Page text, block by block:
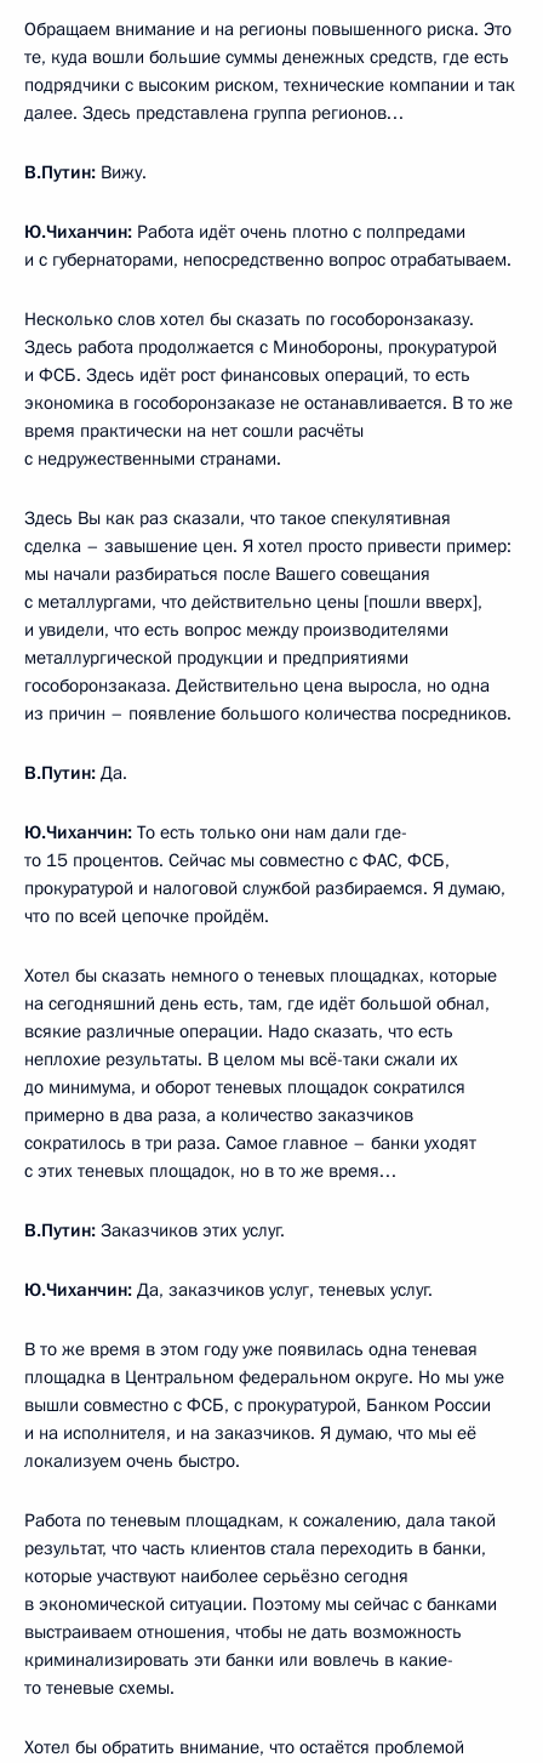
Обращаем внимание и на регионы повышенного риска. Это
те, куда вошли большие суммы денежных средств, где есть
подрядчики с высоким риском, технические компании и так
далее. Здесь представлена группа регионов…
В.Путин: Вижу.
Ю.Чиханчин: Работа идёт очень плотно с полпредами
и с губернаторами, непосредственно вопрос отрабатываем.
Несколько слов хотел бы сказать по гособоронзаказу.
Здесь работа продолжается с Минобороны, прокуратурой
и ФСБ. Здесь идёт рост финансовых операций, то есть
экономика в гособоронзаказе не останавливается. В то же
время практически на нет сошли расчёты
с недружественными странами.
Здесь Вы как раз сказали, что такое спекулятивная
сделка – завышение цен. Я хотел просто привести пример:
мы начали разбираться после Вашего совещания
с металлургами, что действительно цены [пошли вверх],
и увидели, что есть вопрос между производителями
металлургической продукции и предприятиями
гособоронзаказа. Действительно цена выросла, но одна
из причин – появление большого количества посредников.
В.Путин: Да.
Ю.Чиханчин: То есть только они нам дали где-
то 15 процентов. Сейчас мы совместно с ФАС, ФСБ,
прокуратурой и налоговой службой разбираемся. Я думаю,
что по всей цепочке пройдём.
Хотел бы сказать немного о теневых площадках, которые
на сегодняшний день есть, там, где идёт большой обнал,
всякие различные операции. Надо сказать, что есть
неплохие результаты. В целом мы всё-таки сжали их
до минимума, и оборот теневых площадок сократился
примерно в два раза, а количество заказчиков
сократилось в три раза. Самое главное – банки уходят
с этих теневых площадок, но в то же время…
В.Путин: Заказчиков этих услуг.
Ю.Чиханчин: Да, заказчиков услуг, теневых услуг.
В то же время в этом году уже появилась одна теневая
площадка в Центральном федеральном округе. Но мы уже
вышли совместно с ФСБ, с прокуратурой, Банком России
и на исполнителя, и на заказчиков. Я думаю, что мы её
локализуем очень быстро.
Работа по теневым площадкам, к сожалению, дала такой
результат, что часть клиентов стала переходить в банки,
которые участвуют наиболее серьёзно сегодня
в экономической ситуации. Поэтому мы сейчас с банками
выстраиваем отношения, чтобы не дать возможность
криминализировать эти банки или вовлечь в какие-
то теневые схемы.
Хотел бы обратить внимание, что остаётся проблемой